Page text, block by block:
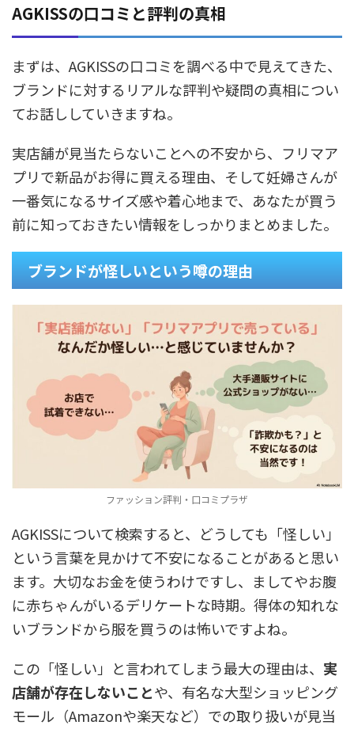
AGKISSの口コミと評判の真相
まずは、AGKISSの口コミを調べる中で見えてきた、
ブランドに対するリアルな評判や疑問の真相につい
てお話ししていきますね。
実店舗が見当たらないことへの不安から、フリマア
プリで新品がお得に買える理由、そして妊婦さんが
一番気になるサイズ感や着心地まで、あなたが買う
前に知っておきたい情報をしっかりまとめました。
ブランドが怪しいという噂の理由
ファッション評判・口コミプラザ
AGKISSについて検索すると、どうしても「怪しい」
という言葉を見かけて不安になることがあると思い
ます。大切なお金を使うわけですし、ましてやお腹
に赤ちゃんがいるデリケートな時期。得体の知れな
いブランドから服を買うのは怖いですよね。
この「怪しい」と言われてしまう最大の理由は、 実
店舗が存在しないことや、有名な大型ショッピング
モール（Amazonや楽天など）での取り扱いが見当